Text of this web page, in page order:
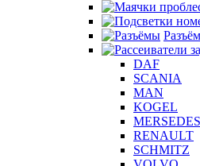
DAF
SCANIA
MAN
KOGEL
MERSEDES
RENAULT
SCHMITZ